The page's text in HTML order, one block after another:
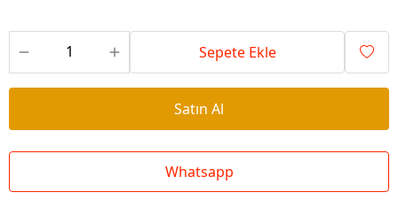
Sepete Ekle
Satın Al
Whatsapp